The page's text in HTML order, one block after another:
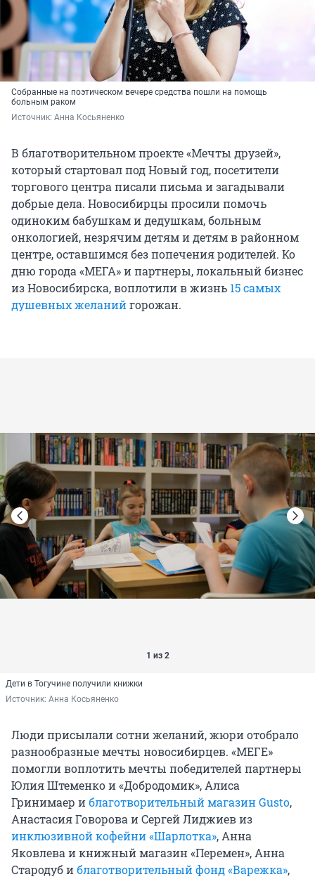
Собранные на поэтическом вечере средства пошли на помощь
больным раком
Источник: Анна Косьяненко
В благотворительном проекте «Мечты друзей»,
который стартовал под Новый год, посетители
торгового центра писали письма и загадывали
добрые дела. Новосибирцы просили помочь
одиноким бабушкам и дедушкам, больным
онкологией, незрячим детям и детям в районном
центре, оставшимся без попечения родителей. Ко
дню города «МЕГА» и партнеры, локальный бизнес
из Новосибирска, воплотили в жизнь 15 самых
душевных желанийгорожан.
1 из 2
Дети в Тогучине получили книжки
Источник: Анна Косьяненко
Люди присылали сотни желаний, жюри отобрало
разнообразные мечты новосибирцев. «МЕГЕ»
помогли воплотить мечты победителей партнеры
Юлия Штеменко и «Добродомик», Алиса
Гринимаер иблаготворительный магазин Gusto,
Анастасия Говорова и Сергей Лиджиев из
инклюзивной кофейни «Шарлотка», Анна
Яковлева и книжный магазин «Перемен», Анна
Стародуб иблаготворительный фонд «Варежка»,